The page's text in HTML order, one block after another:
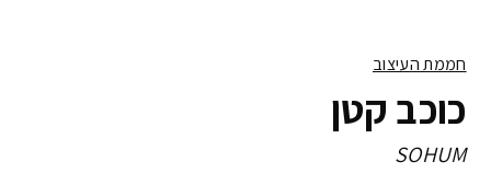
חממת העיצוב
כוכב קטן
SOHUM